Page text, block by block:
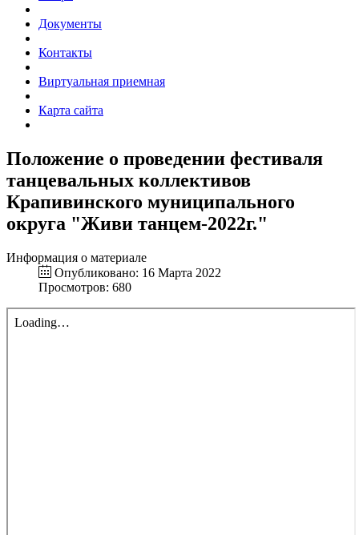
Документы
Контакты
Виртуальная приемная
Карта сайта
Положение о проведении фестиваля
танцевальных коллективов
Крапивинского муниципального
округа "Живи танцем-2022г."
Информация о материале
Опубликовано: 16 Марта 2022
Просмотров: 680